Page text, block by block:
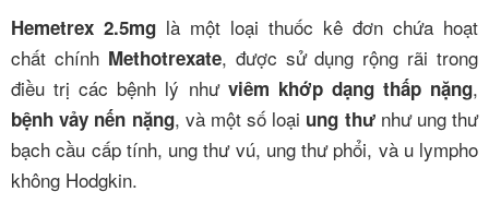
Hemetrex 2.5mg là một loại thuốc kê đơn chứa hoạt
chất chính Methotrexate, được sử dụng rộng rãi trong
điều trị các bệnh lý như viêm khớp dạng thấp nặng,
bệnh vảy nến nặng, và một số loại ung thưnhư ung thư
bạch cầu cấp tính, ung thư vú, ung thư phổi, và u lympho
không Hodgkin.